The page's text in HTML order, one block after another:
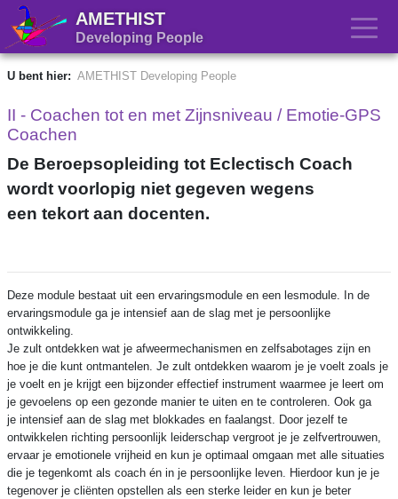
AMETHIST
Developing People
U bent hier: AMETHIST Developing People
II - Coachen tot en met Zijnsniveau / Emotie-GPS
Coachen
De Beroepsopleiding tot Eclectisch Coach
wordt voorlopig niet gegeven wegens
een tekort aan docenten.
Deze module bestaat uit een ervaringsmodule en een lesmodule. In de
ervaringsmodule ga je intensief aan de slag met je persoonlijke
ontwikkeling.
Je zult ontdekken wat je afweermechanismen en zelfsabotages zijn en
hoe je die kunt ontmantelen. Je zult ontdekken waarom je je voelt zoals je
je voelt en je krijgt een bijzonder effectief instrument waarmee je leert om
je gevoelens op een gezonde manier te uiten en te controleren. Ook ga
je intensief aan de slag met blokkades en faalangst. Door jezelf te
ontwikkelen richting persoonlijk leiderschap vergroot je je zelfvertrouwen,
ervaar je emotionele vrijheid en kun je optimaal omgaan met alle situaties
die je tegenkomt als coach én in je persoonlijke leven. Hierdoor kun je je
tegenover je cliënten opstellen als een sterke leider en kun je beter